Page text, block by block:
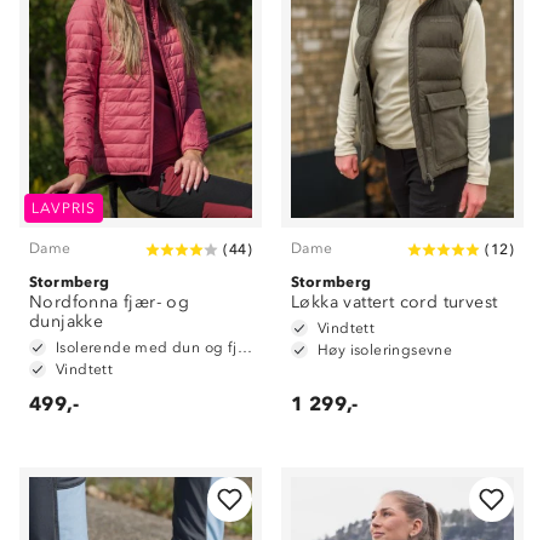
LAVPRIS
Dame (44)
Stormberg
Nordfonna fjær- og
dunjakke
Isolerende med dun og fjær
Vindtett
499,-
Dame ( 12)
Stormberg
Løkka vattert cord turvest
Vindtett
Høy isoleringsevne
1 299,-